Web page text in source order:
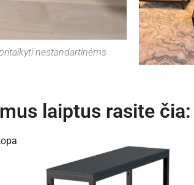
nestandartinėms
laiptus rasite čia: